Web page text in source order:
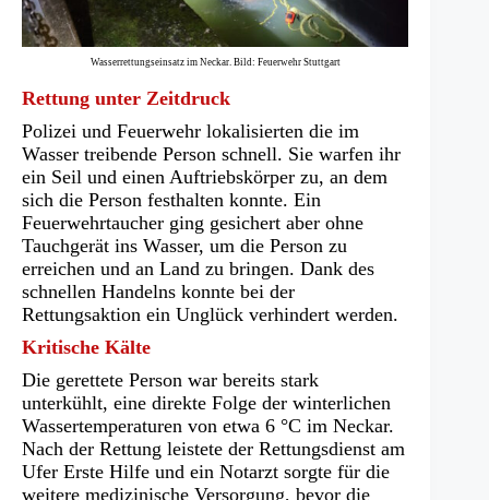
Wasserrettungseinsatz im Neckar. Bild: Feuerwehr Stuttgart
Rettung unter Zeitdruck
Polizei und Feuerwehr lokalisierten die im
Wasser treibende Person schnell. Sie warfen ihr
ein Seil und einen Auftriebskörper zu, an dem
sich die Person festhalten konnte. Ein
Feuerwehrtaucher ging gesichert aber ohne
Tauchgerät ins Wasser, um die Person zu
erreichen und an Land zu bringen. Dank des
schnellen Handelns konnte bei der
Rettungsaktion ein Unglück verhindert werden.
Kritische Kälte
Die gerettete Person war bereits stark
unterkühlt, eine direkte Folge der winterlichen
Wassertemperaturen von etwa 6 °C im Neckar.
Nach der Rettung leistete der Rettungsdienst am
Ufer Erste Hilfe und ein Notarzt sorgte für die
weitere medizinische Versorgung, bevor die